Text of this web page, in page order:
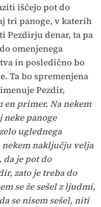
iščejo pot do
tri panoge, v katerih
Pezdirju denar, ta pa
omenjenega
in posledično bo
Ta bo spremenjena
Pezdir,
en primer. Na nekem
panoge
uglednega
naključju velja
da je pot do
zato je treba do
se že sešel z ljudmi,
se nisem sešel, niti